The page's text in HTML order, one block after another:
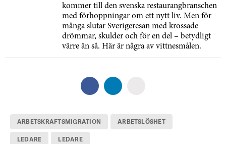
kommer till den svenska restaurangbranschen
med förhoppningar om ett nytt liv. Men för
många slutar Sverigeresan med krossade
drömmar, skulder och för en del – betydligt
värre än så. Här är några av vittnesmålen.
ARBETSKRAFTSMIGRATION ARBETSLÖSHET
LEDARE LEDARE